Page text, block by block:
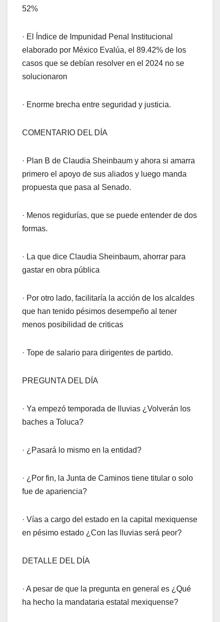
52%
· El Índice de Impunidad Penal Institucional
elaborado por México Evalúa, el 89.42% de los
casos que se debían resolver en el 2024 no se
solucionaron
· Enorme brecha entre seguridad y justicia.
COMENTARIO DEL DÍA
· Plan B de Claudia Sheinbaum y ahora si amarra
primero el apoyo de sus aliados y luego manda
propuesta que pasa al Senado.
· Menos regidurías, que se puede entender de dos
formas.
· La que dice Claudia Sheinbaum, ahorrar para
gastar en obra pública
· Por otro lado, facilitaría la acción de los alcaldes
que han tenido pésimos desempeño al tener
menos posibilidad de criticas
· Tope de salario para dirigentes de partido.
PREGUNTA DEL DÍA
· Ya empezó temporada de lluvias ¿Volverán los
baches a Toluca?
· ¿Pasará lo mismo en la entidad?
· ¿Por fin, la Junta de Caminos tiene titular o solo
fue de apariencia?
· Vías a cargo del estado en la capital mexiquense
en pésimo estado ¿Con las lluvias será peor?
DETALLE DEL DÍA
· A pesar de que la pregunta en general es ¿Qué
ha hecho la mandataria estatal mexiquense?